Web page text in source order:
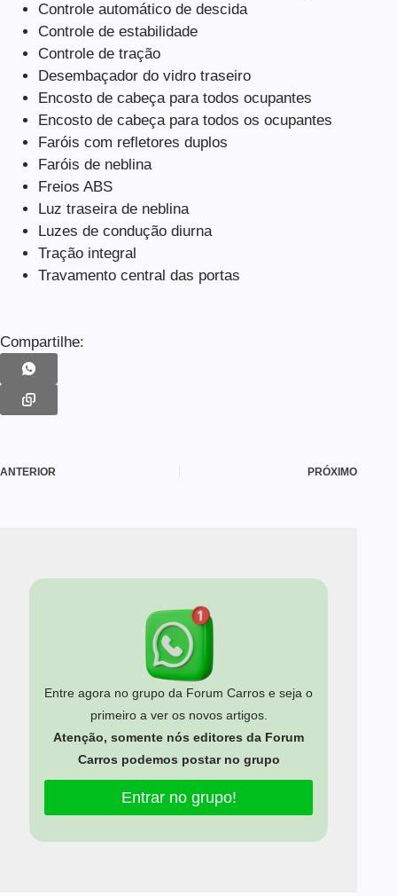
Controle automático de descida
Controle de estabilidade
Controle de tração
Desembaçador do vidro traseiro
Encosto de cabeça para todos ocupantes
Encosto de cabeça para todos os ocupantes
Faróis com refletores duplos
Faróis de neblina
Freios ABS
Luz traseira de neblina
Luzes de condução diurna
Tração integral
Travamento central das portas
Compartilhe:
ANTERIOR PRÓXIMO
Entre agora no grupo da Forum Carros e seja o
primeiro a ver os novos artigos.
Atenção, somente nós editores da Forum
Carros podemos postar no grupo
Entrar no grupo!